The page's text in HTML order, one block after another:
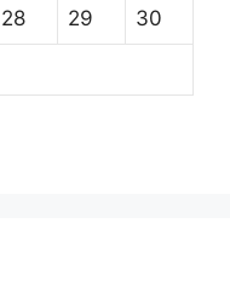
28 29 30